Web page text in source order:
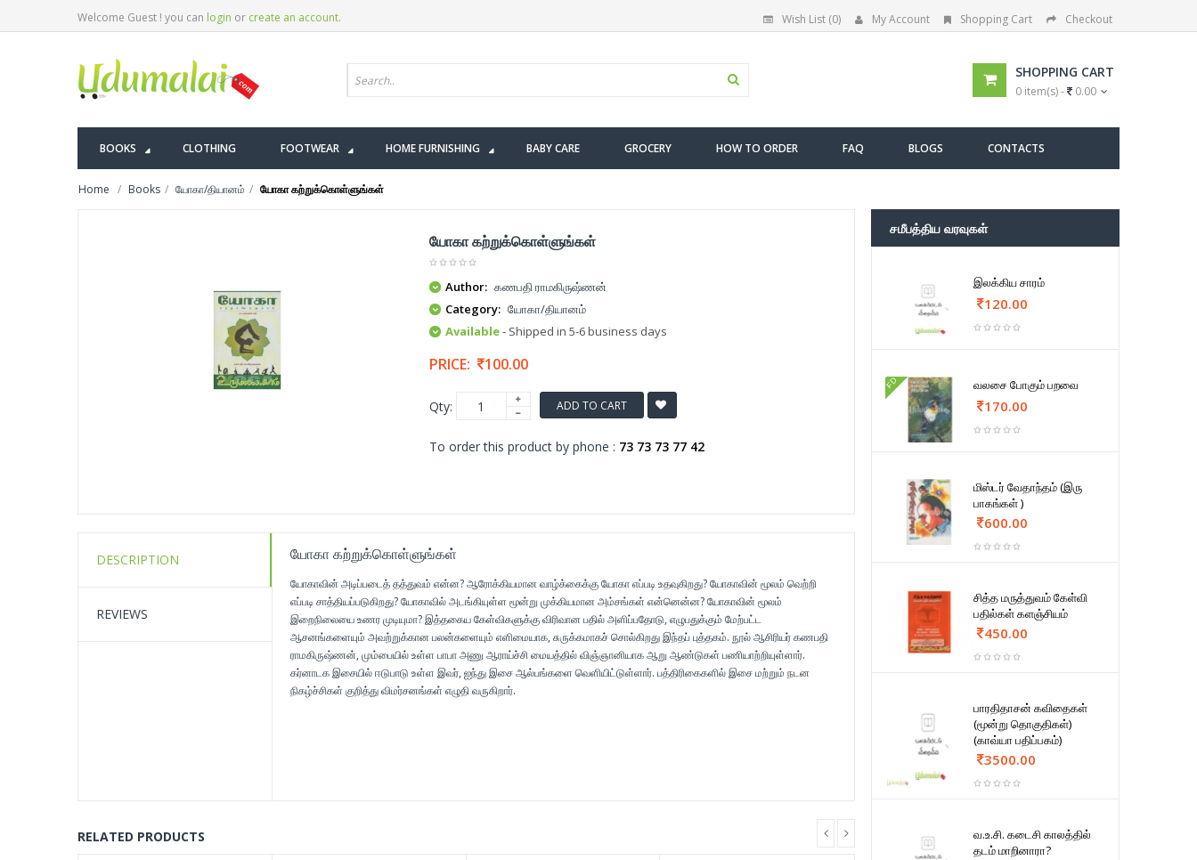
Welcome Guest ! you can login or create an account. Wish List (0) My Account Shopping Cart Checkout
SHOPPING CART
0 item(s) - 0.00
BOOKS CLOTHING FOOTWEAR HOME FURNISHING BABY CARE GROCERY HOW TO ORDER FAQ BLOGS CONTACTS
Home Books யோகா/தியானம் யோகா கற்றுக்கொள்ளுங்கள்
யோகா கற்றுக்கொள்ளுங்கள்
Author: கணபதி ராமகிருஷ்ணன்
Category: யோகா/தியானம்
Available- Shipped in 5-6 business days
PRICE: 100.00
Qty: ADD TO CART
To order this product by phone : 73 73 73 77 42
DESCRIPTION
REVIEWS
யோகா கற்றுக்கொள்ளுங்கள்
யோகாவின் அடிப்படைத் தத்துவம் என்ன? ஆரோக்கியமான வாழ்க்கைக்கு யோகா எப்படி உதவுகிறது? யோகாவின் மூலம் வெற்றி
எப்படி சாத்தியப்படுகிறது? யோகாவில் அடங்கியுள்ள மூன்று முக்கியமான அம்சங்கள் என்னென்ன? யோகாவின் மூலம்
இறைநிலையை உணர முடியுமா? இத்தகைய கேள்விகளுக்கு விரிவான பதில் அளிப்பதோடு, எழுபதுக்கும் மேற்பட்ட
ஆசனங்களையும் அவற்றுக்கான பலன்களையும் எளிமையாக, சுருக்கமாகச் சொல்கிறது இந்தப் புத்தகம். நூல் ஆசிரியர் கணபதி
ராமகிருஷ்ணன், மும்பையில் உள்ள பாபா அணு ஆராய்ச்சி மையத்தில் விஞ்ஞானியாக ஆறு ஆண்டுகள் பணியாற்றியுள்ளார்.
கர்னாடக இசையில் ஈடுபாடு உள்ள இவர், ஐந்து இசை ஆல்பங்களை வெளியிட்டுள்ளார். பத்திரிகைகளில் இசை மற்றும் நடன
நிகழ்ச்சிகள் குறித்து விமர்சனங்கள் எழுதி வருகிறார்.
RELATED PRODUCTS
சமீபத்திய வரவுகள்
இலக்கிய சாரம்
120.00
FD வலசை போகும் பறவை
170.00
மிஸ்டர் வேதாந்தம் (இரு
பாகங்கள் )
600.00
சித்த மருத்துவம் கேள்வி
பதில்கள் களஞ்சியம்
450.00
பாரதிதாசன் கவிதைகள்
(மூன்று தொகுதிகள்)
(காவ்யா பதிப்பகம்)
3500.00
வ.உ.சி. கடைசி காலத்தில்
தடம் மாறினாரா?